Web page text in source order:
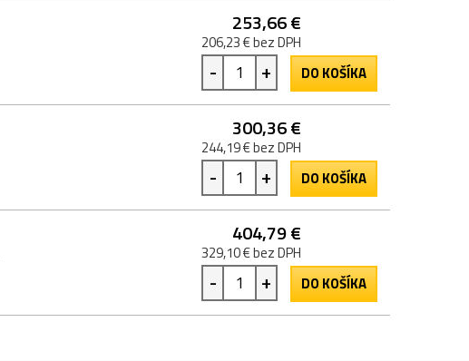
253,66 €
206,23 € bez DPH
- + DO KOŠÍKA
300,36 €
244,19 € bez DPH
- + DO KOŠÍKA
404,79 €
329,10 € bez DPH
- + DO KOŠÍKA